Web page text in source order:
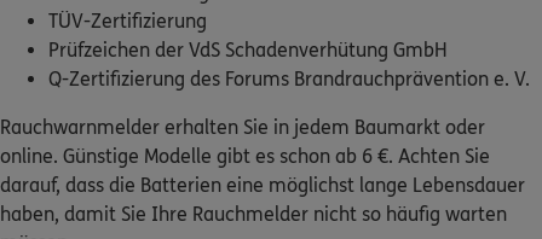
Prüfzeichen der VdS Schadenverhütung GmbH
Q-Zertifizierung des Forums Brandrauchprävention e. V.
Rauchwarnmelder erhalten Sie in jedem Baumarkt oder
online. Günstige Modelle gibt es schon ab 6 €. Achten Sie
darauf, dass die Batterien eine möglichst lange Lebensdauer
haben, damit Sie Ihre Rauchmelder nicht so häufig warten
müssen.